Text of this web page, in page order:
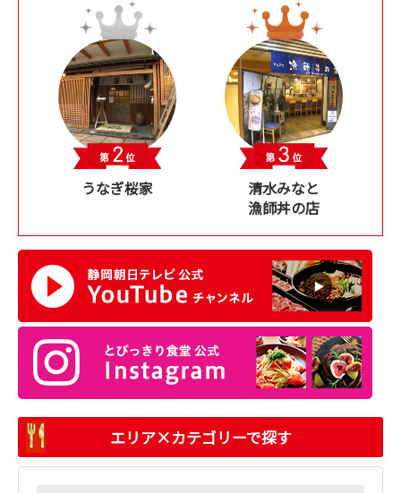
うなぎ桜家
清水みなと
漁師丼の店
エリア×カテゴリーで探す